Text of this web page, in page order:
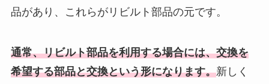
品があり、これらがリビルト部品の元です。
通常、リビルト部品を利用する場合には、交換を
希望する部品と交換という形になります。新しく